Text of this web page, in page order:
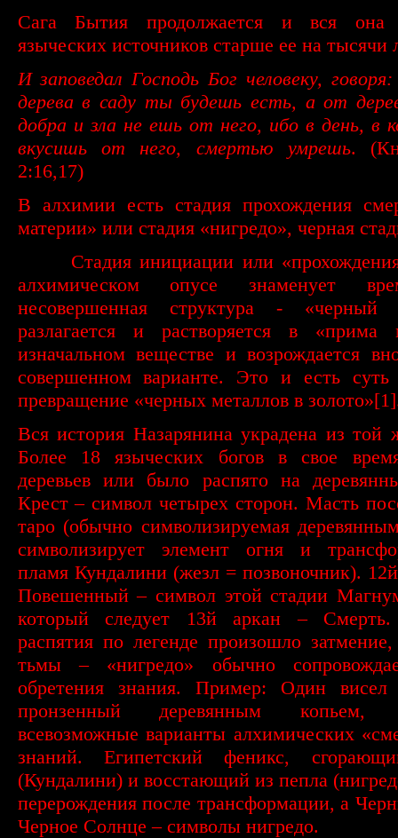
Сага Бытия продолжается и вся она
языческих источников старше ее на тысячи
И заповедал Господь Бог человеку,
дерева в саду ты будешь есть, а от
добра и зла не ешь от него, ибо в день, в
вкусишь от него, смертью умрешь.
2:16,17)
В алхимии есть стадия прохождения
материи» или стадия «нигредо», черная
Стадия инициации или
алхимическом опусе знаменует
несовершенная структура -
разлагается и растворяется в «прима
изначальном веществе и возрождается
совершенном варианте. Это и есть
превращение «черных металлов в золото»[1]
Вся история Назарянина украдена из той
Более 18 языческих богов в свое
деревьев или было распято на
Крест – символ четырех сторон. Масть
таро (обычно символизируемая
символизирует элемент огня и
пламя Кундалини (жезл = позвоночник).
Повешенный – символ этой стадии
который следует 13й аркан –
распятия по легенде произошло
тьмы – «нигредо» обычно
обретения знания. Пример: Один висел
пронзенный деревянным копьем,
всевозможные варианты алхимических
знаний. Египетский феникс,
(Кундалини) и восстающий из пепла
перерождения после трансформации, а
Черное Солнце – символы нигредо.